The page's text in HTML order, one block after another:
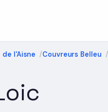
de l'Aisne Couvreurs Belleu